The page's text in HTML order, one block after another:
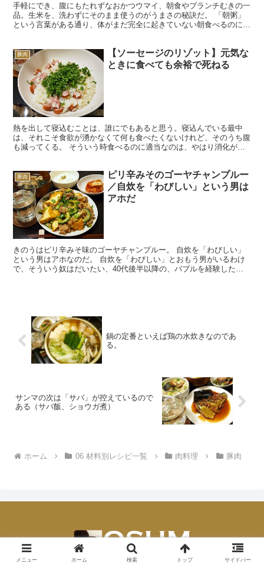
手軽にでき、腹にもたれずなおかつウマイ、朝食やブランチむきの一
品。生米を、洗わずにそのまま使うのがうまさの秘訣だ。 「朝粥」
という言葉がある通り、体がまだ完全に起きていない朝食べるのに、
豚肉
【ソーセージのリゾット】元気な
ときに食べても余裕で死ねる
熱を出して寝込むことは、誰にでもあると思う。寝込んでいる最中
は、それこそ食欲が湧かなくて何も食べたくないけれど、そのうち腹
も減ってくる。 そういう時食べるのに適当なのは、やはり消化がよ
豚肉
ピリ辛みそのゴーヤチャンプルー
／自炊を「わびしい」という男は
アホだ
きのうはピリ辛みそ味のゴーヤチャンプルー。 自炊を「わびしい」
という男はアホなのだ。 自炊を「わびしい」とおもう男がいるわけ
で、そういう奴はだいたい、40代後半以降の、バブルを経験した世
鍋の定番といえば鶏の水炊きなのであ
る。
サンマの次は「サバ」が控えているので
ある（サバ飯、ショウガ煮）
ホーム 06 材料別レシピ一覧 肉料理 豚肉
メニュー ホーム 検索 トップ サイドバー